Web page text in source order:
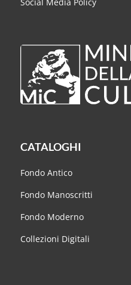
CATALOGHI
Fondo Antico
Fondo Manoscritti
Fondo Moderno
Collezioni Digitali